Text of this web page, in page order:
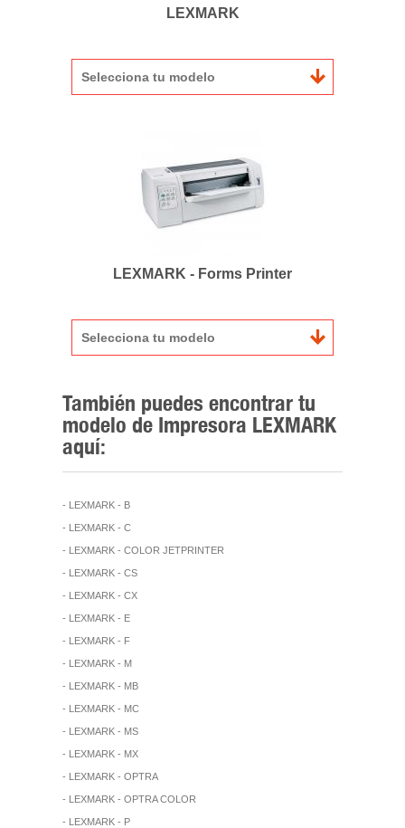
LEXMARK
Selecciona tu modelo
LEXMARK - Forms Printer
Selecciona tu modelo
También puedes encontrar tu
modelo de Impresora LEXMARK
aquí:
- LEXMARK - B
- LEXMARK - C
- LEXMARK - COLOR JETPRINTER
- LEXMARK - CS
- LEXMARK - CX
- LEXMARK - E
- LEXMARK - F
- LEXMARK - M
- LEXMARK - MB
- LEXMARK - MC
- LEXMARK - MS
- LEXMARK - MX
- LEXMARK - OPTRA
- LEXMARK - OPTRA COLOR
- LEXMARK - P